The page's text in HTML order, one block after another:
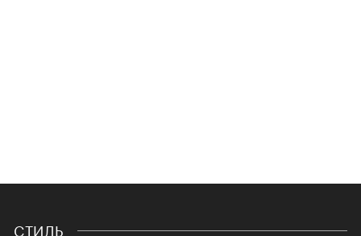
СТИЛЬ